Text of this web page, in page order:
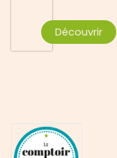
Découvrir